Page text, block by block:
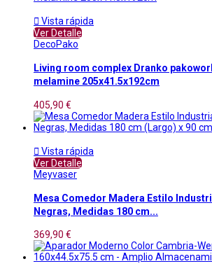
 Vista rápida
Ver Detalle
DecoPako
Living room complex Dranko
melamine 205x41.5x192cm
405,90 €
 Vista rápida
Ver Detalle
Meyvaser
Mesa Comedor Madera Estilo
Negras, Medidas 180 cm...
369,90 €